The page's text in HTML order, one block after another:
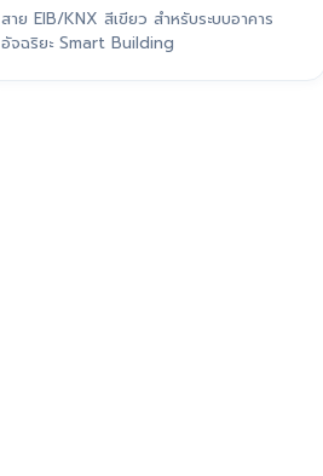
สาย EIB/KNX สีเขียว สำหรับระบบอาคาร
อัจฉริยะ Smart Building